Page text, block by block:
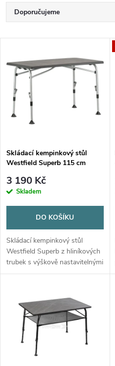
Ř
a
z
e
n
p
r
o
d
u
Doporučujeme
Nejprodávanější
Abecedně
ý
p
s
p
r
d
u
Skládací kempinkový stůl
Westfield Superb 115 cm
3 190 Kč
Skladem
DO KOŠÍKU
Skládací kempinkový stůl
Westfield Superb z hliníkových
trubek s výškově nastavitelnými
nohami (63–74 cm),
počasí....